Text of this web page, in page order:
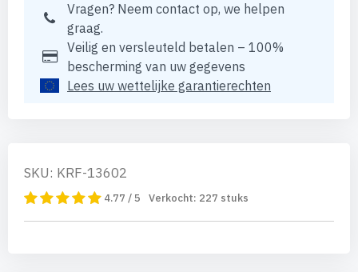
Vragen? Neem contact op, we helpen
graag.
Veilig en versleuteld betalen – 100%
bescherming van uw gegevens
Lees uw wettelijke garantierechten
SKU: KRF-13602
4.77 / 5 Verkocht: 227 stuks